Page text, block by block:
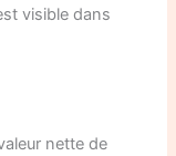
visible dans
nette de